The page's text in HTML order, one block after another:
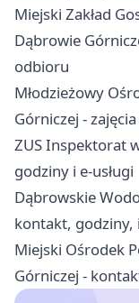
Miejski Zakład
Dąbrowie
odbioru
Młodzieżowy
Górniczej -
ZUS Inspektorat
godziny i e-usługi
Dąbrowskie
kontakt,
Miejski Ośrodek
Górniczej -